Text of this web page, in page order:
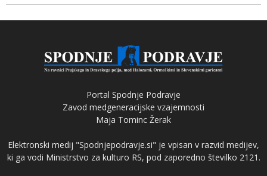
Portal Spodnje Podravje
Zavod medgeneracijske vzajemnosti
Maja Tominc Žerak
Elektronski medij "Spodnjepodravje.si" je vpisan v razvid medijev,
ki ga vodi Ministrstvo za kulturo RS, pod zaporedno številko 2121.